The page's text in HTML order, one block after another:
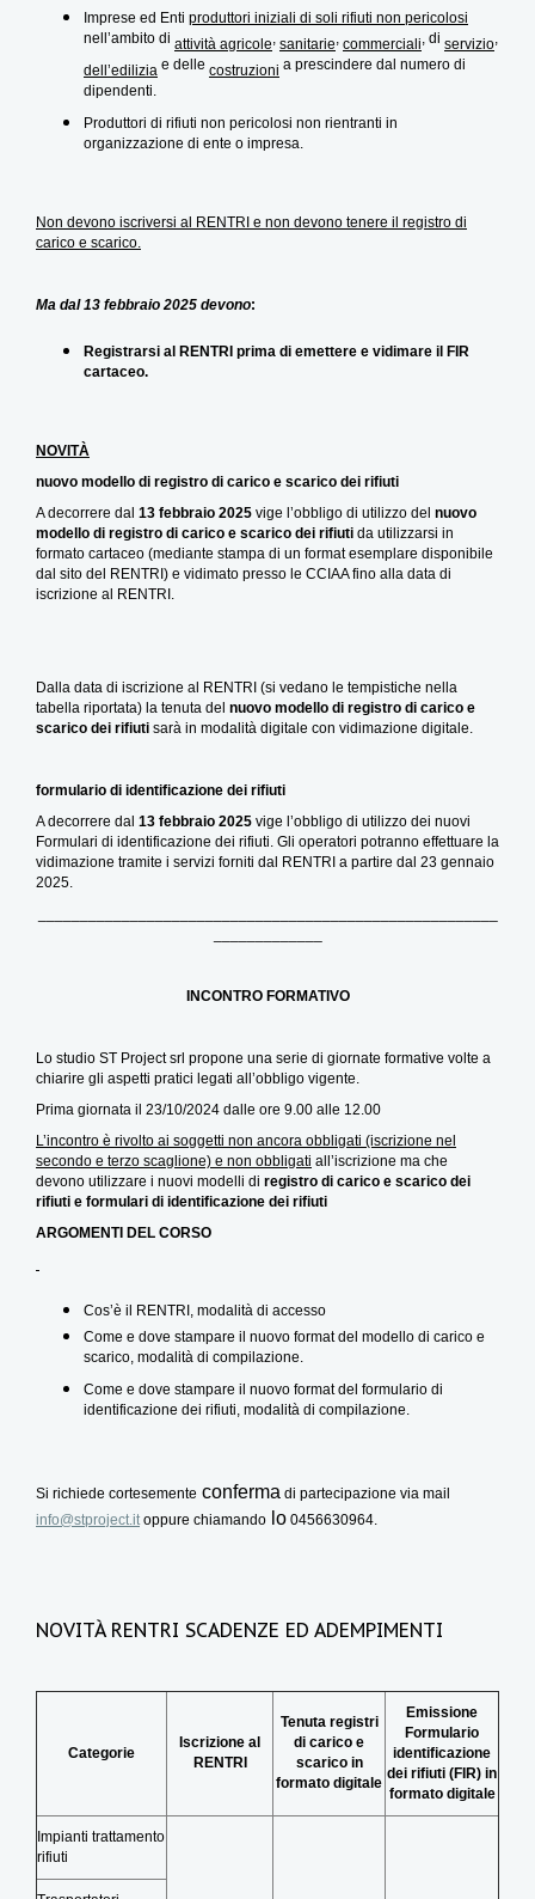
Imprese ed Enti produttori iniziali di soli rifiuti non pericolosi
nell’ambito di attività agricole, sanitarie, commerciali, di servizio,
dell’edilizia e delle costruzioni a prescindere dal numero di
dipendenti.
Produttori di rifiuti non pericolosi non rientranti in
organizzazione di ente o impresa.
Non devono iscriversi al RENTRI e non devono tenere il registro di
carico e scarico.
Ma dal 13 febbraio 2025 devono:
Registrarsi al RENTRI prima di emettere e vidimare il FIR
cartaceo.
NOVITÀ
nuovo modello di registro di carico e scarico dei rifiuti
A decorrere dal 13 febbraio 2025 vige l’obbligo di utilizzo del nuovo
modello di registro di carico e scarico dei rifiuti da utilizzarsi in
formato cartaceo (mediante stampa di un format esemplare disponibile
dal sito del RENTRI) e vidimato presso le CCIAA fino alla data di
iscrizione al RENTRI.
Dalla data di iscrizione al RENTRI (si vedano le tempistiche nella
tabella riportata) la tenuta del nuovo modello di registro di carico e
scarico dei rifiuti sarà in modalità digitale con vidimazione digitale.
formulario di identificazione dei rifiuti
A decorrere dal 13 febbraio 2025 vige l’obbligo di utilizzo dei nuovi
Formulari di identificazione dei rifiuti. Gli operatori potranno effettuare la
vidimazione tramite i servizi forniti dal RENTRI a partire dal 23 gennaio
2025.
INCONTRO FORMATIVO
Lo studio ST Project srl propone una serie di giornate formative volte a
chiarire gli aspetti pratici legati all’obbligo vigente.
Prima giornata il 23/10/2024 dalle ore 9.00 alle 12.00
L’incontro è rivolto ai soggetti non ancora obbligati (iscrizione nel
secondo e terzo scaglione) e non obbligati all’iscrizione ma che
devono utilizzare i nuovi modelli di registro di carico e scarico dei
rifiuti e formulari di identificazione dei rifiuti
ARGOMENTI DEL CORSO
Cos’è il RENTRI, modalità di accesso
Come e dove stampare il nuovo format del modello di carico e
scarico, modalità di compilazione.
Come e dove stampare il nuovo format del formulario di
identificazione dei rifiuti, modalità di compilazione.
Si richiede cortesemente conferma di partecipazione via mail
info@stproject.itoppure chiamando lo 0456630964.
NOVITÀ RENTRI SCADENZE ED ADEMPIMENTI
Categorie
Iscrizione al
RENTRI
Tenuta registri
di carico e
scarico in
formato digitale
Emissione
Formulario
identificazione
dei rifiuti (FIR) in
formato digitale
Impianti trattamento
rifiuti